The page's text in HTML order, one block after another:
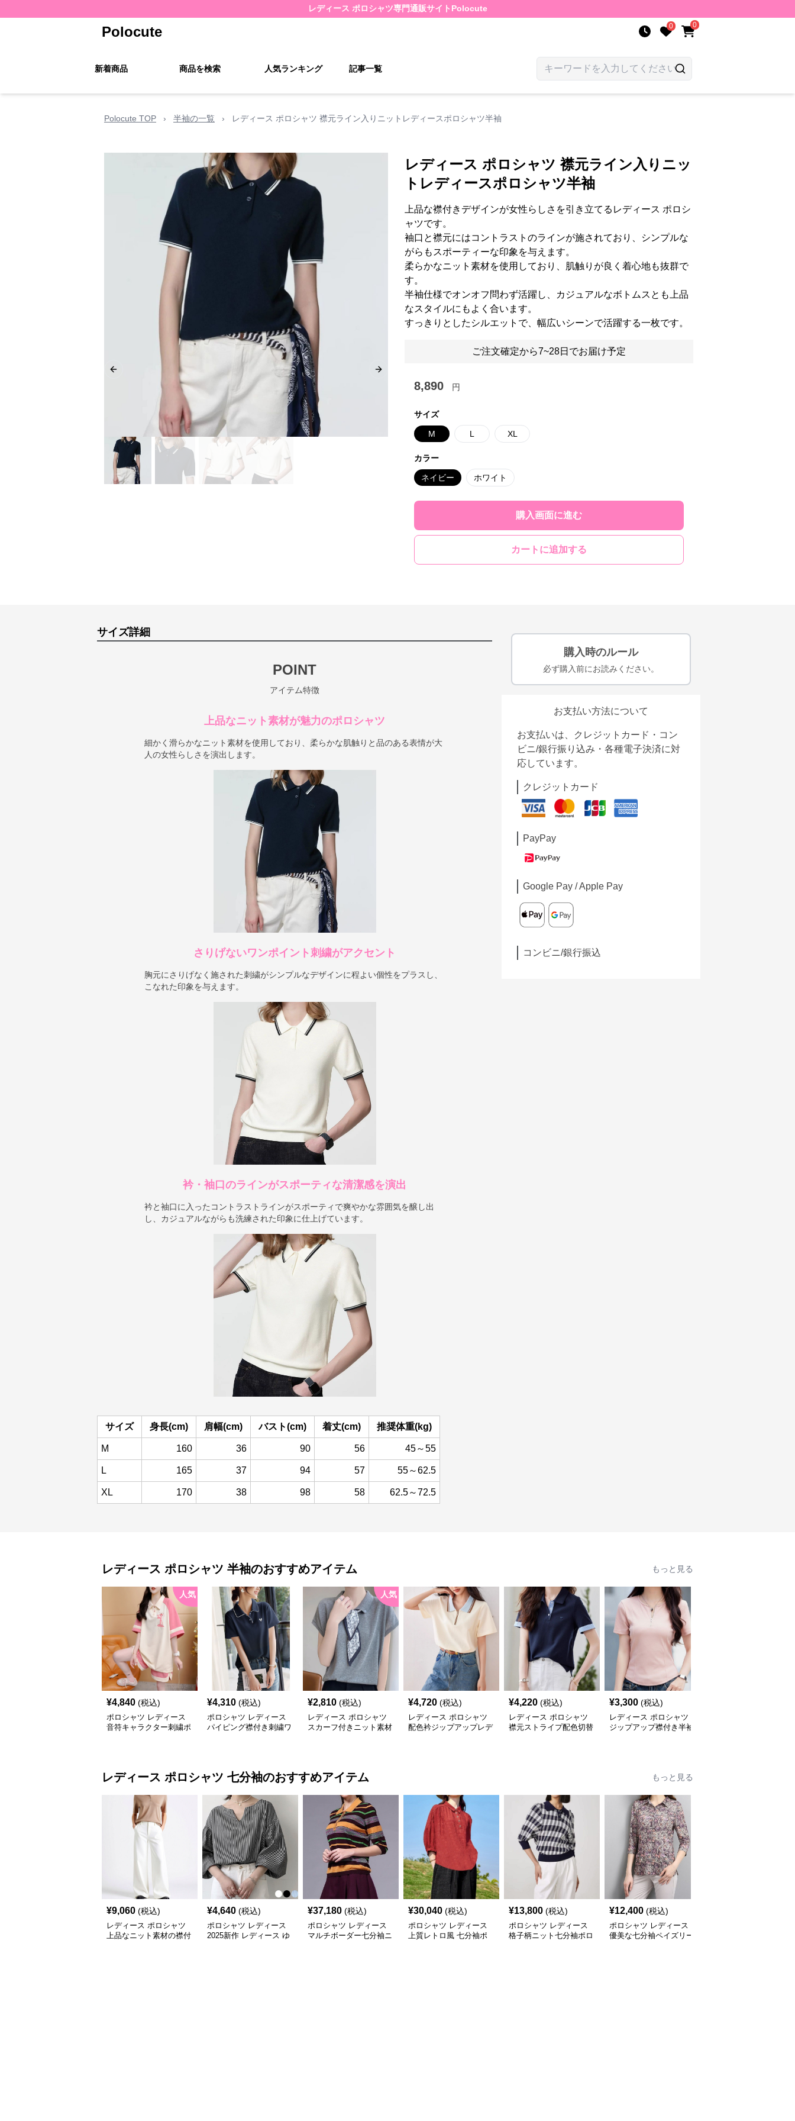
レディース ポロシャツ専門通販サイト Polocute
Polocute 0 0
新着商品 商品を検索 人気ランキング 記事一覧
Polocute TOP › 半袖の一覧 › レディース ポロシャツ 襟元ライン入りニットレディースポロシャツ半袖
Previous slide Next slide
レディース ポロシャツ 襟元ライン入りニッ
トレディースポロシャツ半袖
上品な襟付きデザインが女性らしさを引き立てるレディース ポロシ
ャツです。
袖口と襟元にはコントラストのラインが施されており、シンプルな
がらもスポーティーな印象を与えます。
柔らかなニット素材を使用しており、肌触りが良く着心地も抜群で
す。
半袖仕様でオンオフ問わず活躍し、カジュアルなボトムスとも上品
なスタイルにもよく合います。
すっきりとしたシルエットで、幅広いシーンで活躍する一枚です。
ご注文確定から7~28日でお届け予定
8,890 円
サイズ
M L XL
カラー
ネイビー ホワイト
購入画面に進む
カートに追加する
サイズ詳細
POINT
アイテム特徴
上品なニット素材が魅力のポロシャツ
細かく滑らかなニット素材を使用しており、柔らかな肌触りと品のある表情が大
人の女性らしさを演出します。
さりげないワンポイント刺繍がアクセント
胸元にさりげなく施された刺繍がシンプルなデザインに程よい個性をプラスし、
こなれた印象を与えます。
衿・袖口のラインがスポーティな清潔感を演出
衿と袖口に入ったコントラストラインがスポーティで爽やかな雰囲気を醸し出
し、カジュアルながらも洗練された印象に仕上げています。
サイズ 身長(cm) 肩幅(cm) バスト(cm) 着丈(cm) 推奨体重(kg)
M 160 36 90 56 45～55
L 165 37 94 57 55～62.5
XL 170 38 98 58 62.5～72.5
購入時のルール
必ず購入前にお読みください。
お支払い方法について
お支払いは、クレジットカード・コン
ビニ/銀行振り込み・各種電子決済に対
応しています。
クレジットカード
PayPay
Google Pay / Apple Pay
コンビニ/銀行振込
レディース ポロシャツ 半袖のおすすめアイテム もっと見る
人気
¥4,840 (税込)
ポロシャツ レディース
音符キャラクター刺繍ポ
¥4,310 (税込)
ポロシャツ レディース
パイピング襟付き刺繍ワ
人気
¥2,810 (税込)
レディース ポロシャツ
スカーフ付きニット素材
¥4,720 (税込)
レディース ポロシャツ
配色衿ジップアップレデ
¥4,220 (税込)
レディース ポロシャツ
襟元ストライプ配色切替
¥3,300 (税込)
レディース ポロシャツ
ジップアップ襟付き半袖
レディース ポロシャツ 七分袖のおすすめアイテム もっと見る
¥9,060 (税込)
レディース ポロシャツ
上品なニット素材の襟付
¥4,640 (税込)
ポロシャツ レディース
2025新作 レディース ゆ
¥37,180 (税込)
ポロシャツ レディース
マルチボーダー七分袖ニ
¥30,040 (税込)
ポロシャツ レディース
上質レトロ風 七分袖ポ
¥13,800 (税込)
ポロシャツ レディース
格子柄ニット七分袖ポロ
¥12,400 (税込)
ポロシャツ レディース
優美な七分袖ペイズリー